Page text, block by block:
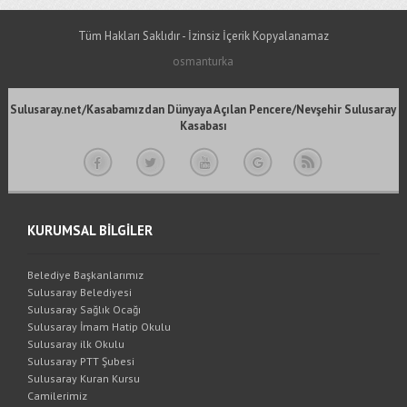
Tüm Hakları Saklıdır - İzinsiz İçerik Kopyalanamaz
osmanturka
Sulusaray.net/Kasabamızdan Dünyaya Açılan Pencere/Nevşehir Sulusaray
Kasabası
KURUMSAL BİLGİLER
Belediye Başkanlarımız
Sulusaray Belediyesi
Sulusaray Sağlık Ocağı
Sulusaray İmam Hatip Okulu
Sulusaray ilk Okulu
Sulusaray PTT Şubesi
Sulusaray Kuran Kursu
Camilerimiz